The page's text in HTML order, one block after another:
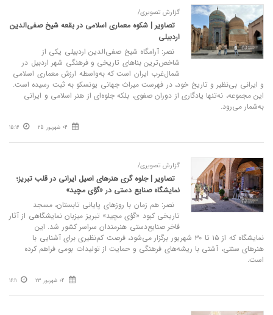
گزارش تصویری/
تصاویر | شکوه معماری اسلامی در بقعه شیخ صفی‌الدین
اردبیلی
نصر: آرامگاه شیخ صفی‌الدین اردبیلی یکی از
شاخص‌ترین بناهای تاریخی و فرهنگی شهر اردبیل در
شمال‌غرب ایران است که به‌واسطه‌ ارزش معماری اسلامی
و ایرانی بی‌نظیر و تاریخ خود، در فهرست میراث جهانی یونسکو به ثبت رسیده است.
این مجموعه، نه‌تنها یادگاری از دوران صفوی، بلکه جلوه‌ای از هنر اسلامی و ایرانی
به‌شمار می‌رود.
04 شهریور 25 15:16
گزارش تصویری/
تصاویر | جلوه‌ گری هنرهای اصیل ایرانی در قلب تبریز؛
نمایشگاه صنایع‌ دستی در «گؤی مچید»
نصر: هم‌ زمان با روزهای پایانی تابستان، مسجد
تاریخی کبود «گؤی مچید» تبریز میزبان نمایشگاهی از آثار
فاخر صنایع‌دستی هنرمندان سراسر کشور شد. این
نمایشگاه که از ۱۵ تا ۳۰ شهریور برگزار می‌شود، فرصت کم‌نظیری برای آشنایی با
هنرهای سنتی، آشتی با ریشه‌های فرهنگی و حمایت از تولیدات بومی فراهم کرده
است.
04 شهریور 23 16:11